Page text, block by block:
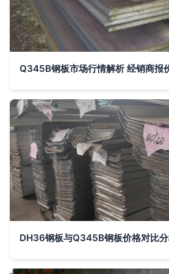
Q345B钢板市场行情解析 经销商报
DH36钢板与Q345B钢板价格对比